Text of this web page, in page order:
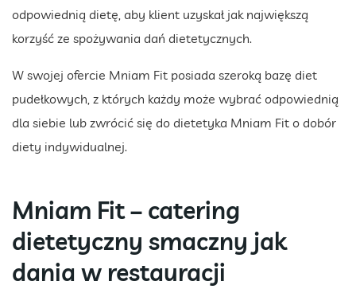
odpowiednią dietę, aby klient uzyskał jak największą
korzyść ze spożywania dań dietetycznych.
W swojej ofercie Mniam Fit posiada szeroką bazę diet
pudełkowych, z których każdy może wybrać odpowiednią
dla siebie lub zwrócić się do dietetyka Mniam Fit o dobór
diety indywidualnej.
Mniam Fit – catering
dietetyczny smaczny jak
dania w restauracji